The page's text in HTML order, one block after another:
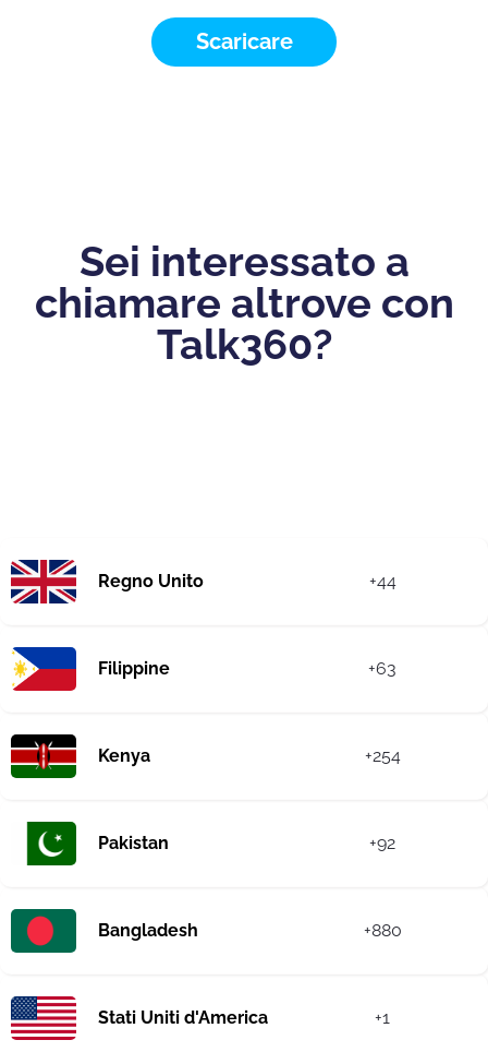
Scaricare
Sei interessato a
chiamare altrove con
Talk360?
Regno Unito +44
Filippine +63
Kenya +254
Pakistan +92
Bangladesh +880
Stati Uniti d'America +1